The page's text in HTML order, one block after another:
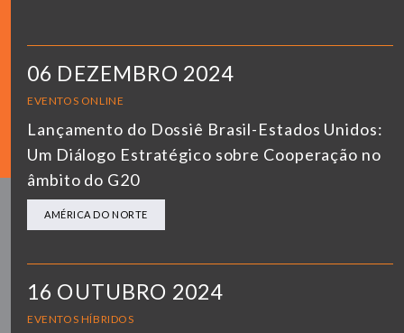
06 DEZEMBRO 2024
EVENTOS ONLINE
Lançamento do Dossiê Brasil-Estados Unidos:
Um Diálogo Estratégico sobre Cooperação no
âmbito do G20
AMÉRICA DO NORTE
16 OUTUBRO 2024
EVENTOS HÍBRIDOS